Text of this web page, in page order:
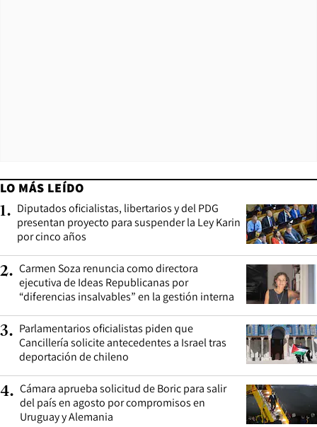
LO MÁS LEÍDO
1. Diputados oficialistas, libertarios y del PDG
presentan proyecto para suspender la Ley Karin
por cinco años
2. Carmen Soza renuncia como directora
ejecutiva de Ideas Republicanas por
“diferencias insalvables” en la gestión interna
3. Parlamentarios oficialistas piden que
Cancillería solicite antecedentes a Israel tras
deportación de chileno
4. Cámara aprueba solicitud de Boric para salir
del país en agosto por compromisos en
Uruguay y Alemania